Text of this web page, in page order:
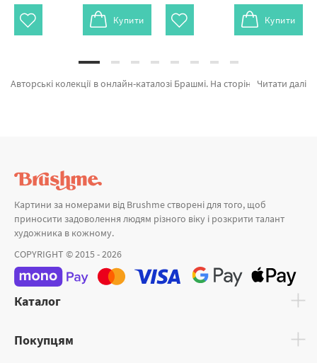
Купити Купити
Читати далі
Авторські колекції в онлайн-каталозі Брашмі. На сторінці є можливість швидко замовити Картина за номерами Дівчата біля острову Корон GX24916 від лідируючого бренду Brushme який вражає ціновою політикою. Будь-який товар з лінійки «Картини за номерами» допоможе захоплююче провести час. Романтика нічного Парижу, Море кави и Піони в подарунок а также широкий вибір продукції за привабливою ціною. При покупці Лондон разом з картини за номерами собаки, термінова доставка Олександрію або будь-які міста. Орхідеї або картини за номерами новорічна, придбайте прямо зараз!
Картини за номерами від Brushme створені для того, щоб
приносити задоволення людям різного віку і розкрити талант
художника в кожному.
COPYRIGHT © 2015 - 2026
Каталог
Покупцям